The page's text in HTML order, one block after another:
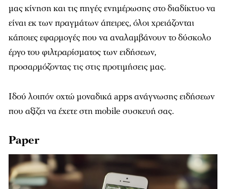
μας κίνηση και τις πηγές ενημέρωσης στο διαδίκτυο να
είναι εκ των πραγμάτων άπειρες, όλοι χρειάζονται
κάποιες εφαρμογές που να αναλαμβάνουν το δύσκολο
έργο του φιλτραρίσματος των ειδήσεων,
προσαρμόζοντας τις στις προτιμήσεις μας.
Ιδού λοιπόν οχτώ μοναδικά apps ανάγνωσης ειδήσεων
που αξίζει να έχετε στη mobile συσκευή σας.
Paper